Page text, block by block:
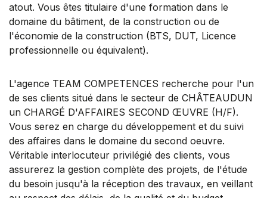
atout. Vous êtes titulaire d'une formation dans le
domaine du bâtiment, de la construction ou de
l'économie de la construction (BTS, DUT, Licence
professionnelle ou équivalent).
L'agence TEAM COMPETENCES recherche pour l'un
de ses clients situé dans le secteur de CHÂTEAUDUN
un CHARGÉ D'AFFAIRES SECOND ŒUVRE (H/F).
Vous serez en charge du développement et du suivi
des affaires dans le domaine du second oeuvre.
Véritable interlocuteur privilégié des clients, vous
assurerez la gestion complète des projets, de l'étude
du besoin jusqu'à la réception des travaux, en veillant